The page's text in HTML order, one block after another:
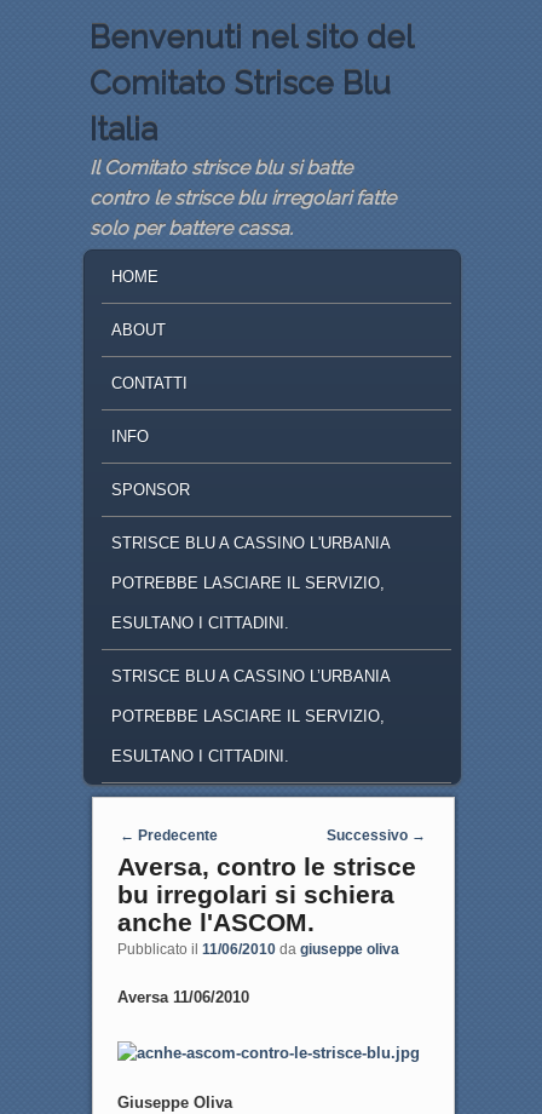
Benvenuti nel sito del
Comitato Strisce Blu
Italia
Il Comitato strisce blu si batte
contro le strisce blu irregolari fatte
solo per battere cassa.
VAI AL CONTENUTO PRINCIPALE
VAI AL CONTENUTO SECONDARIO
HOME
ABOUT
CONTATTI
INFO
SPONSOR
STRISCE BLU A CASSINO L'URBANIA
POTREBBE LASCIARE IL SERVIZIO,
ESULTANO I CITTADINI.
STRISCE BLU A CASSINO L’URBANIA
POTREBBE LASCIARE IL SERVIZIO,
ESULTANO I CITTADINI.
Navigazione articoli
← Predecente Successivo →
Aversa, contro le strisce
bu irregolari si schiera
anche l'ASCOM.
Pubblicato il 11/06/2010 da giuseppe oliva
Aversa 11/06/2010
Giuseppe Oliva